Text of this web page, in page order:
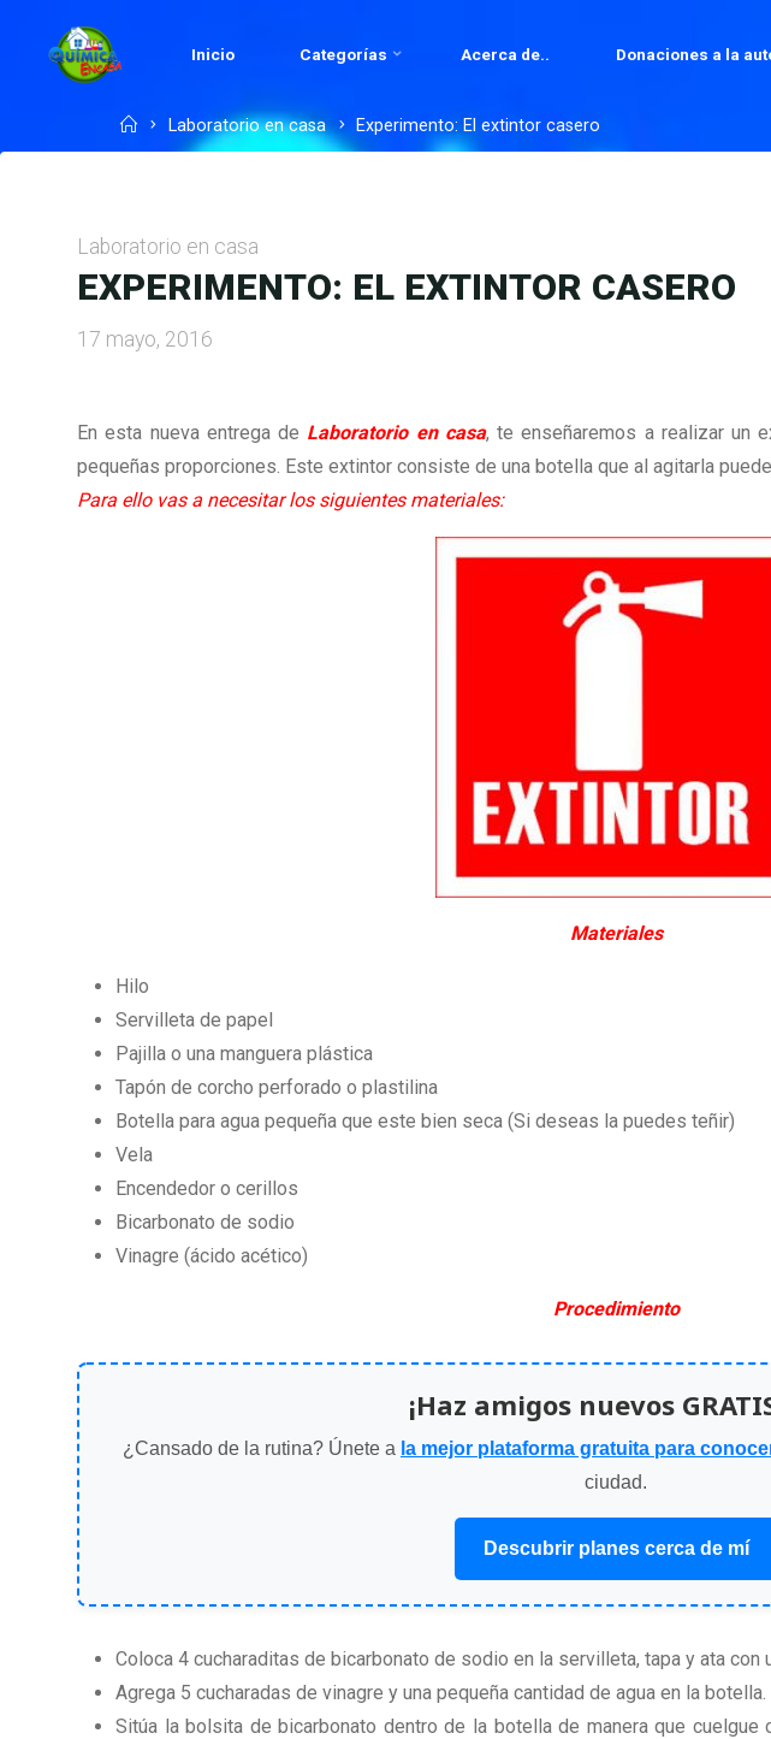
CASA.COM
Inicio Categorías Acerca de.. Donaciones a la
HomeLaboratorio en casa Experimento: El extintor casero
Laboratorio en casa
EXPERIMENTO: EL EXTINTOR CASERO
17 mayo, 2016
En esta nueva entrega de Laboratorio en casa, te enseñaremos a realizar un
pequeñas proporciones. Este extintor consiste de una botella que al agitarla
Para ello vas a necesitar los siguientes materiales:
Materiales
Hilo
Servilleta de papel
Pajilla o una manguera plástica
Tapón de corcho perforado o plastilina
Botella para agua pequeña que este bien seca (Si deseas la puedes teñir)
Vela
Encendedor o cerillos
Bicarbonato de sodio
Vinagre (ácido acético)
Procedimiento
¡Haz amigos nuevos
¿Cansado de la rutina? Únete a la mejor plataforma gratuita para
ciudad.
Descubrir planes cerca de mí
Coloca 4 cucharaditas de bicarbonato de sodio en la servilleta, tapa y ata con
Agrega 5 cucharadas de vinagre y una pequeña cantidad de agua en la botella.
Sitúa la bolsita de bicarbonato dentro de la botella de manera que